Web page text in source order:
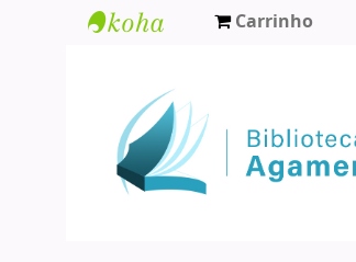
Agamenon
Magalhães
Carrinho